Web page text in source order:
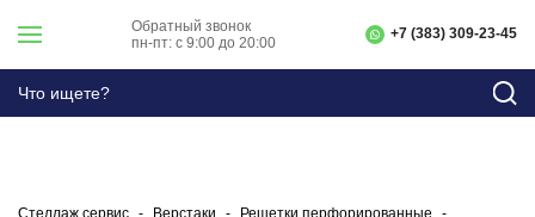
Обратный звонок
пн-пт: с 9:00 до 20:00
+7 (383) 309-23-45
Стеллаж сервис Верстаки
Решетки перфорированные